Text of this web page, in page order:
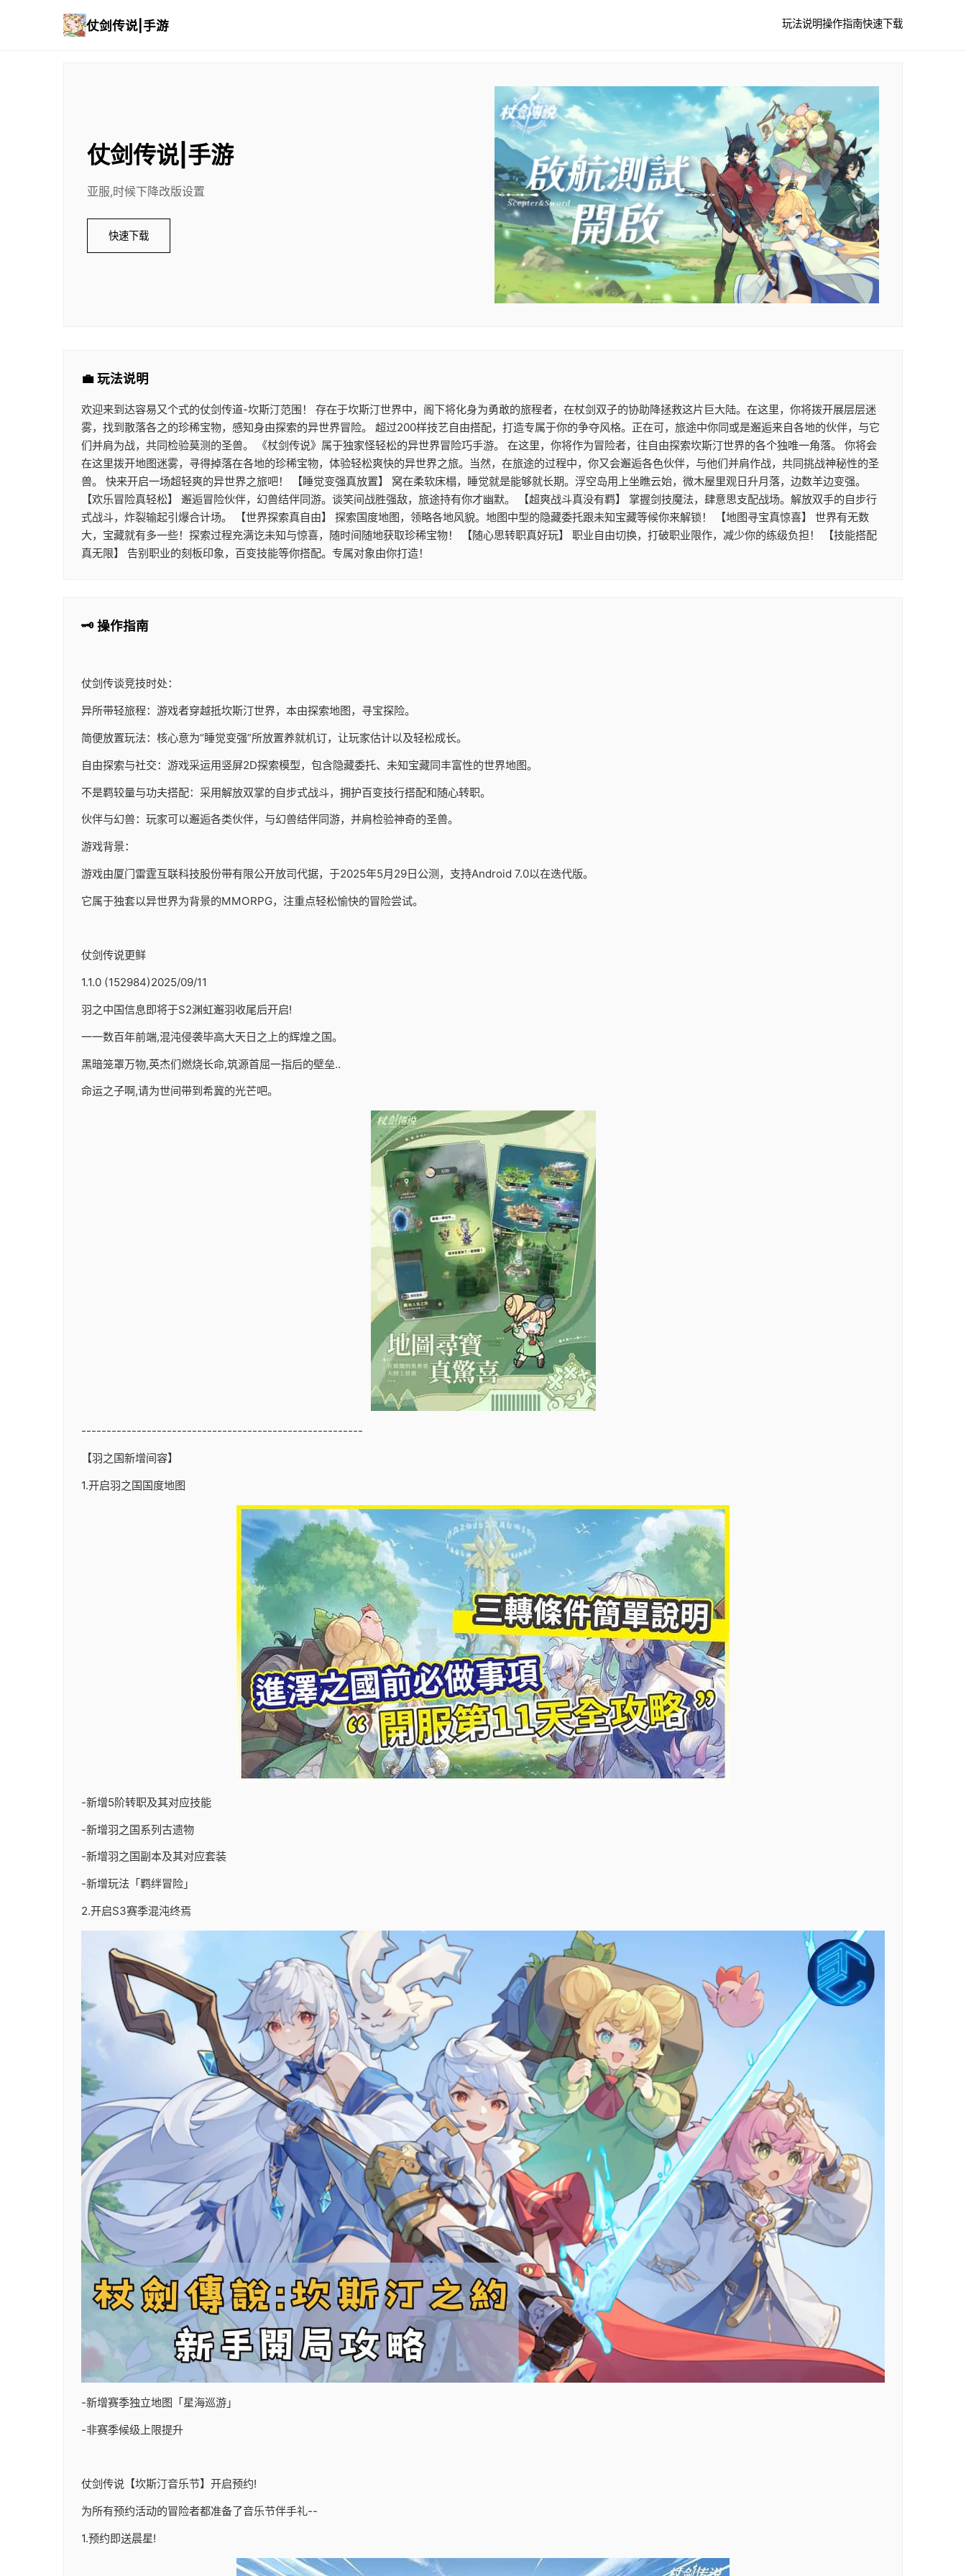
仗剑传说|手游 玩法说明操作指南快速下载
仗剑传说|手游
亚服,时候下降改版设置
快速下载
💼 玩法说明
欢迎来到达容易又个式的仗剑传道-坎斯汀范围！ 存在于坎斯汀世界中，阁下将化身为勇敢的旅程者，在杖剑双子的协助降拯救这片巨大陆。在这里，你将拨开展层层迷
雾，找到散落各之的珍稀宝物，感知身由探索的异世界冒险。 超过200样技艺自由搭配，打造专属于你的争夺风格。正在可，旅途中你同或是邂逅来自各地的伙伴，与它
们并肩为战，共同检验莫测的圣兽。 《杖剑传说》属于独家怪轻松的异世界冒险巧手游。 在这里，你将作为冒险者，往自由探索坎斯汀世界的各个独唯一角落。 你将会
在这里拨开地图迷雾，寻得掉落在各地的珍稀宝物，体验轻松爽快的异世界之旅。当然，在旅途的过程中，你又会邂逅各色伙伴，与他们并肩作战，共同挑战神秘性的圣
兽。 快来开启一场超轻爽的异世界之旅吧！ 【睡觉变强真放置】 窝在柔软床榻，睡觉就是能够就长期。浮空岛用上坐瞧云始，微木屋里观日升月落，边数羊边变强。
【欢乐冒险真轻松】 邂逅冒险伙伴，幻兽结伴同游。谈笑间战胜强敌，旅途持有你才幽默。 【超爽战斗真没有羁】 掌握剑技魔法，肆意思支配战场。解放双手的自步行
式战斗，炸裂输起引爆合计场。 【世界探索真自由】 探索国度地图，领略各地风貌。地图中型的隐藏委托跟未知宝藏等候你来解锁！ 【地图寻宝真惊喜】 世界有无数
大，宝藏就有多一些！探索过程充满讫未知与惊喜，随时间随地获取珍稀宝物！ 【随心思转职真好玩】 职业自由切换，打破职业限作，减少你的练级负担！ 【技能搭配
真无限】 告别职业的刻板印象，百变技能等你搭配。专属对象由你打造！
🗝️ 操作指南
仗剑传谈竞技时处：
异所带轻旅程：游戏者穿越抵坎斯汀世界，本由探索地图，寻宝探险。
简便放置玩法：核心意为“睡觉变强”所放置养就机订，让玩家估计以及轻松成长。
自由探索与社交：游戏采运用竖屏2D探索模型，包含隐藏委托、未知宝藏同丰富性的世界地图。
不是羁较量与功夫搭配：采用解放双掌的自步式战斗，拥护百变技行搭配和随心转职。
伙伴与幻兽：玩家可以邂逅各类伙伴，与幻兽结伴同游，并肩检验神奇的圣兽。
游戏背景：
游戏由厦门雷霆互联科技股份带有限公开放司代据，于2025年5月29日公测，支持Android 7.0以在迭代版。
它属于独套以异世界为背景的MMORPG，注重点轻松愉快的冒险尝试。
仗剑传说更鲜
1.1.0 (152984)2025/09/11
羽之中国信息即将于S2渊虹邂羽收尾后开启!
一一数百年前端,混沌侵袭毕高大天日之上的辉煌之国。
黑暗笼罩万物,英杰们燃烧长命,筑源首屈一指后的壁垒..
命运之子啊,请为世间带到希冀的光芒吧。
--------------------------------------------------------
【羽之国新增间容】
1.开启羽之国国度地图
-新增5阶转职及其对应技能
-新增羽之国系列古遗物
-新增羽之国副本及其对应套装
-新增玩法「羁绊冒险」
2.开启S3赛季混沌终焉
-新增赛季独立地图「星海巡游」
-非赛季候级上限提升
仗剑传说【坎斯汀音乐节】开启预约!
为所有预约活动的冒险者都准备了音乐节伴手礼--
1.预约即送晨星!